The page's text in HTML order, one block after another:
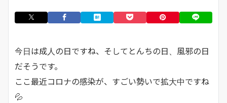
今日は成人の日ですね、そしてとんちの日、風邪の日
だそうです。
ここ最近コロナの感染が、すごい勢いで拡大中ですね
💦